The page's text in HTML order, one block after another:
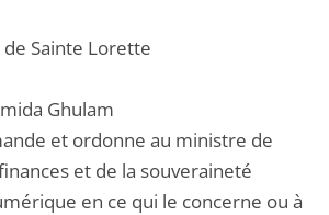
de Sainte Lorette
Ghulam
et ordonne au ministre de
et de la souveraineté
en ce qui le concerne ou à